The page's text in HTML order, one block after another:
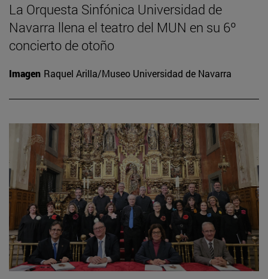
La Orquesta Sinfónica Universidad de
Navarra llena el teatro del MUN en su 6º
concierto de otoño
Imagen Raquel Arilla/Museo Universidad de Navarra